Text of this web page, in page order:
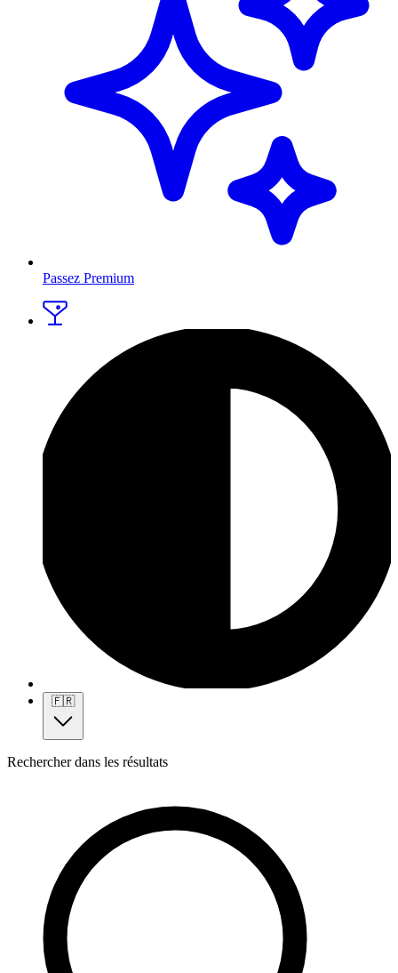
Passez Premium
🇫🇷
Rechercher dans les résultats